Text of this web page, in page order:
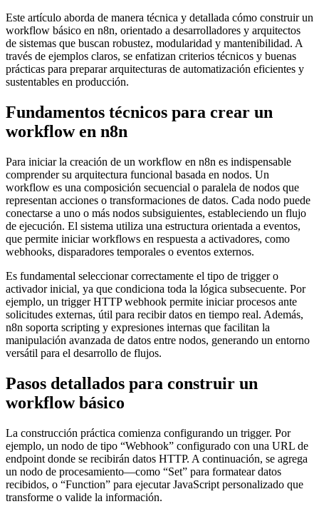
Este artículo aborda de manera técnica y detallada cómo construir un
workflow básico en n8n, orientado a desarrolladores y arquitectos
de sistemas que buscan robustez, modularidad y mantenibilidad. A
través de ejemplos claros, se enfatizan criterios técnicos y buenas
prácticas para preparar arquitecturas de automatización eficientes y
sustentables en producción.
Fundamentos técnicos para crear un
workflow en n8n
Para iniciar la creación de un workflow en n8n es indispensable
comprender su arquitectura funcional basada en nodos. Un
workflow es una composición secuencial o paralela de nodos que
representan acciones o transformaciones de datos. Cada nodo puede
conectarse a uno o más nodos subsiguientes, estableciendo un flujo
de ejecución. El sistema utiliza una estructura orientada a eventos,
que permite iniciar workflows en respuesta a activadores, como
webhooks, disparadores temporales o eventos externos.
Es fundamental seleccionar correctamente el tipo de trigger o
activador inicial, ya que condiciona toda la lógica subsecuente. Por
ejemplo, un trigger HTTP webhook permite iniciar procesos ante
solicitudes externas, útil para recibir datos en tiempo real. Además,
n8n soporta scripting y expresiones internas que facilitan la
manipulación avanzada de datos entre nodos, generando un entorno
versátil para el desarrollo de flujos.
Pasos detallados para construir un
workflow básico
La construcción práctica comienza configurando un trigger. Por
ejemplo, un nodo de tipo “Webhook” configurado con una URL de
endpoint donde se recibirán datos HTTP. A continuación, se agrega
un nodo de procesamiento—como “Set” para formatear datos
recibidos, o “Function” para ejecutar JavaScript personalizado que
transforme o valide la información.